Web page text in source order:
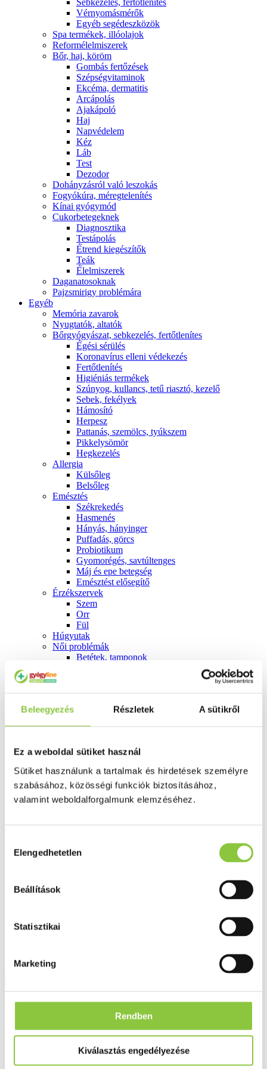
Beleegyezés Részletek A sütikről
Ez a weboldal sütiket használ
Sütiket használunk a tartalmak és hirdetések személyre
szabásához, közösségi funkciók biztosításához,
valamint weboldalforgalmunk elemzéséhez.
kiválasztása
Elengedhetetlen
Beállítások
Statisztikai
Marketing
Rendben
Kiválasztás engedélyezése
Sebkezelés, fertőtlenítés
Vérnyomásmérők
Egyéb segédeszközök
Spa termékek, illóolajok
Reformélelmiszerek
Bőr, haj, köröm
Gombás fertőzések
Szépségvitaminok
Ekcéma, dermatitis
Arcápolás
Ajakápoló
Haj
Napvédelem
Kéz
Láb
Test
Dezodor
Dohányzásról való leszokás
Fogyókúra, méregtelenítés
Kínai gyógymód
Cukorbetegeknek
Diagnosztika
Testápolás
É́trend kiegészítők
Teák
É́lelmiszerek
Daganatosoknak
Pajzsmirigy problémára
Egyéb
Memória zavarok
Nyugtatók, altatók
Bőrgyógyászat, sebkezelés, fertőtlenítes
É́gési sérülés
Koronavírus elleni védekezés
Fertőtlenítés
Higiéniás termékek
Szúnyog, kullancs, tetű riasztó, kezelő
Sebek, fekélyek
Hámosító
Herpesz
Pattanás, szemölcs, tyúkszem
Pikkelysömör
Hegkezelés
Allergia
Külsőleg
Belsőleg
Emésztés
Székrekedés
Hasmenés
Hányás, hányinger
Puffadás, görcs
Probiotikum
Gyomorégés, savtúltenges
Máj és epe betegség
Emésztést elősegítő
Érzékszervek
Szem
Orr
Fül
Húgyutak
Női problémák
Betétek, tamponok
Inkontinencia
Szív és érrrendszer
Visszér
Koleszterinszint csökkentők, omega 3
Vérnyomás és szív gyógyszerei
Fog és szájápolás
Fogkefe
Ajánlataink
Dermedic